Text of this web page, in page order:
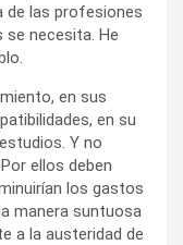
de las profesiones
se necesita. He
en sus
en su
Y no
ellos deben
los gastos
manera suntuosa
a la austeridad de